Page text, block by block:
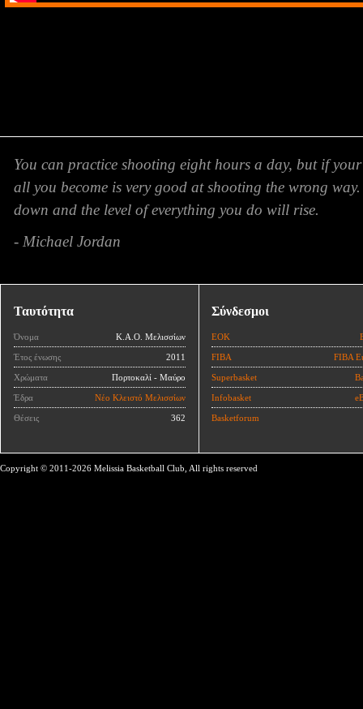
You can practice shooting eight hours a day, but if
all you become is very good at shooting the wrong
down and the level of everything you do will rise.
- Michael Jordan
Ταυτότητα
Όνομα Κ.Α.Ο. Μελισσίων
Έτος ένωσης 2011
Χρώματα Πορτοκαλί - Μαύρο
Έδρα Νέο Κλειστό Μελισσίων
Θέσεις 362
Σύνδεσμοι
ΕΟΚ
FIBA FIBA
Superbasket
Infobasket
Basketforum
Copyright © 2011-2026 Melissia Basketball Club, All rights reserved